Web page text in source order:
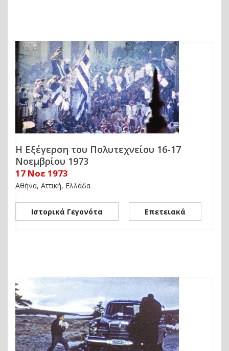
Η Εξέγερση του Πολυτεχνείου 16-17
Νοεμβρίου 1973
17 Νοε 1973
Αθήνα, Αττική, Ελλάδα
Ιστορικά Γεγονότα Επετειακά